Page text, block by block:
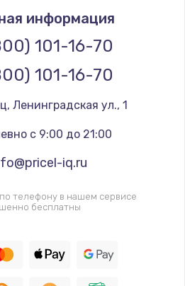
информация
101-16-70
101-16-70
, Ленинградская ул., 1
с 9:00 до 21:00
iq.ru
телефону в нашем сервисе
бесплатны